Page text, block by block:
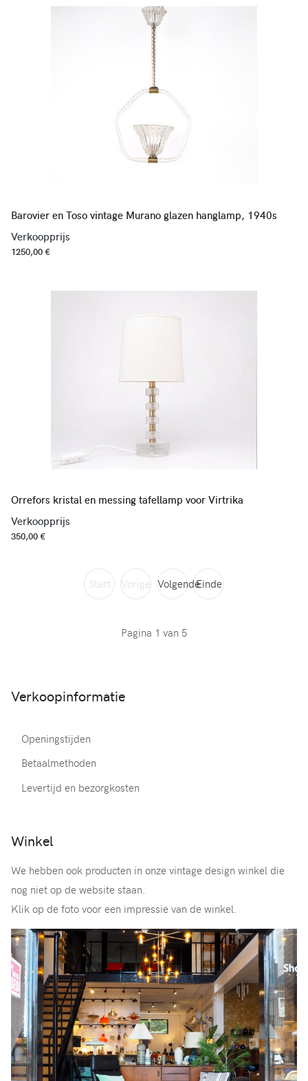
Barovier en Toso vintage Murano glazen hanglamp, 1940s
Verkoopprijs
1250,00 €
Orrefors kristal en messing tafellamp voor Virtrika
Verkoopprijs
350,00 €
Start Vorige VolgendeEinde
Pagina 1 van 5
Verkoopinformatie
Openingstijden
Betaalmethoden
Levertijd en bezorgkosten
Winkel
We hebben ook producten in onze vintage design winkel die
nog niet op de website staan.
Klik op de foto voor een impressie van de winkel.